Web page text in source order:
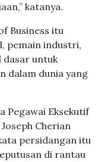
katanya.
Business itu
pemain industri,
dasar untuk
dalam dunia yang
Pegawai Eksekutif
Cherian
persidangan itu
di rantau